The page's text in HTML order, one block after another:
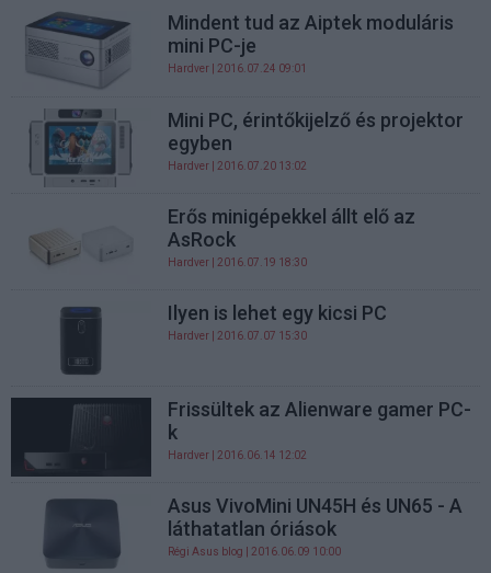
Mindent tud az Aiptek moduláris
mini PC-je
Hardver | 2016.07.24 09:01
Mini PC, érintőkijelző és projektor
egyben
Hardver | 2016.07.20 13:02
Erős minigépekkel állt elő az
AsRock
Hardver | 2016.07.19 18:30
Ilyen is lehet egy kicsi PC
Hardver | 2016.07.07 15:30
Frissültek az Alienware gamer PC-
k
Hardver | 2016.06.14 12:02
Asus VivoMini UN45H és UN65 - A
láthatatlan óriások
Régi Asus blog | 2016.06.09 10:00